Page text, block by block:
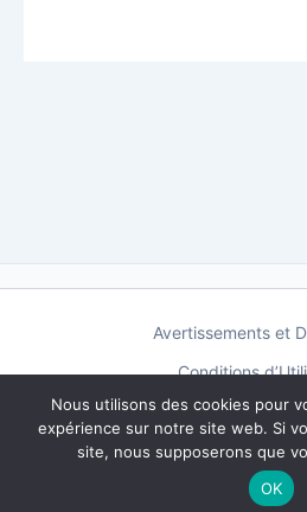
Avertissements et
Conditions
Mentions
Politique
Politique de
Nous utilisons des cookies pour
expérience sur notre site web. Si
site, nous supposerons que
OK